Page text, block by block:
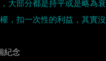
大部分都是持平或是略為衰
，扣一次性的利益，其實沒
紀念